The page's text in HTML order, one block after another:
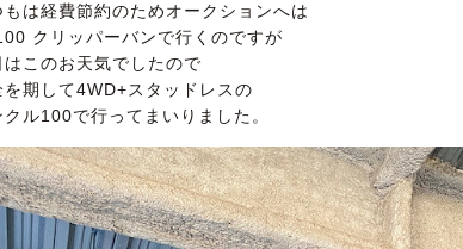
もは経費節約のためオークションへは
クリッパーバンで行くのですが
はこのお天気でしたので
を期して4WD+スタッドレスの
クル100で行ってまいりました。